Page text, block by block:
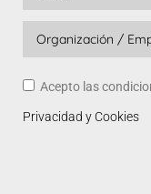
Acepto las
Privacidad y Cookies